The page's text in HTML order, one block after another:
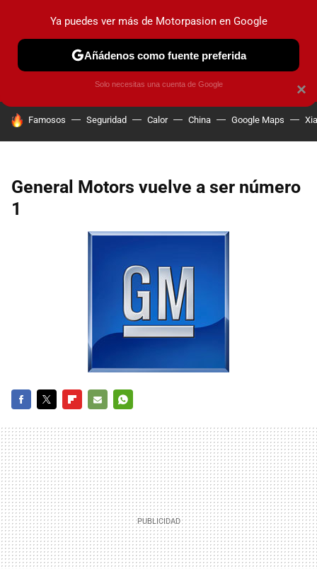
PRUEBAS COCHES ELÉCTRICOS OBSERVATORIO
HOY SE HABLA DE
Famosos Seguridad Calor China Google Maps
General Motors vuelve a ser número
1
MAIL
×
Ya puedes ver más de Motorpasion en Google
Añádenos como fuente preferida
Solo necesitas una cuenta de Google